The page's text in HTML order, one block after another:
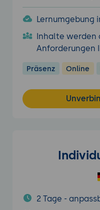
Lernumgebung
Inhalte werden
Anforderungen
Präsenz Online
2 Tage -